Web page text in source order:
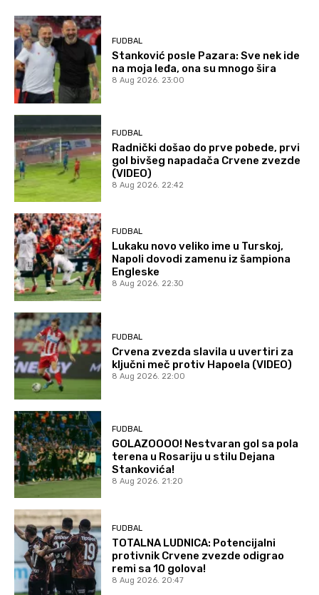
FUDBAL
Stanković posle Pazara: Sve nek ide
na moja leđa, ona su mnogo šira
8 Aug 2026. 23:00
FUDBAL
Radnički došao do prve pobede, prvi
gol bivšeg napadača Crvene zvezde
(VIDEO)
8 Aug 2026. 22:42
FUDBAL
Lukaku novo veliko ime u Turskoj,
Napoli dovodi zamenu iz šampiona
Engleske
8 Aug 2026. 22:30
FUDBAL
Crvena zvezda slavila u uvertiri za
ključni meč protiv Hapoela (VIDEO)
8 Aug 2026. 22:00
FUDBAL
GOLAZOOOO! Nestvaran gol sa pola
terena u Rosariju u stilu Dejana
Stankovića!
8 Aug 2026. 21:20
FUDBAL
TOTALNA LUDNICA: Potencijalni
protivnik Crvene zvezde odigrao
remi sa 10 golova!
8 Aug 2026. 20:47